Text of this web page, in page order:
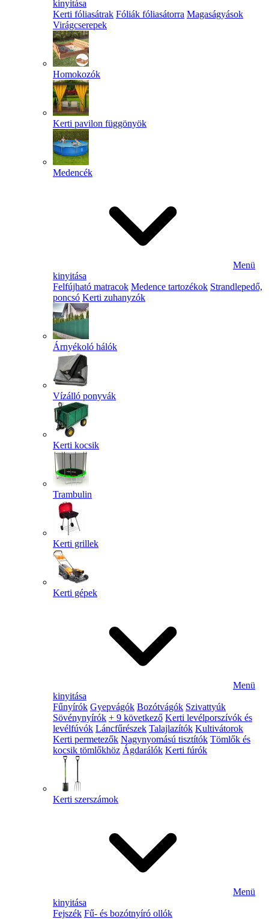
kinyitása
Kerti fóliasátrak Fóliák fóliasátorra Magaságyások
Virágcserepek
Homokozók
Kerti pavilon függönyök
Medencék
Menü
kinyitása
Felfújható matracok Medence tartozékok Strandlepedő,
poncsó Kerti zuhanyzók
Árnyékoló hálók
Vízálló ponyvák
Kerti kocsik
Trambulin
Kerti grillek
Kerti gépek
Menü
kinyitása
Fűnyírók Gyepvágók Bozótvágók Szivattyúk
Sövénynyírók + 9 következő Kerti levélporszívók és
levélfúvók Láncfűrészek Talajlazítók Kultivátorok
Kerti permetezők Nagynyomású tisztítók Tömlők és
kocsik tömlőkhöz Ágdarálók Kerti fúrók
Kerti szerszámok
Menü
kinyitása
Fejszék Fű- és bozótnyíró ollók